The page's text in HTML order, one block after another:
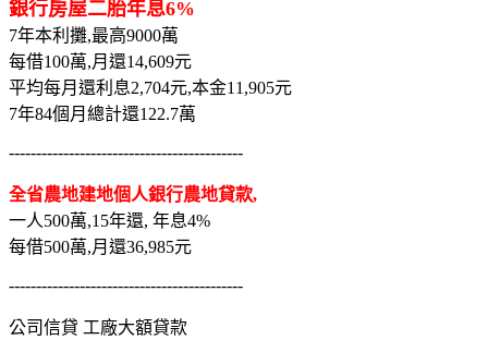
銀行房屋二胎年息6%
7年本利攤,最高9000萬
每借100萬,月還14,609元
平均每月還利息2,704元,本金11,905元
7年84個月總計還122.7萬
-------------------------------------------
全省農地建地個人銀行農地貸款,
一人500萬,15年還, 年息4%
每借500萬,月還36,985元
-------------------------------------------
公司信貸 工廠大額貸款